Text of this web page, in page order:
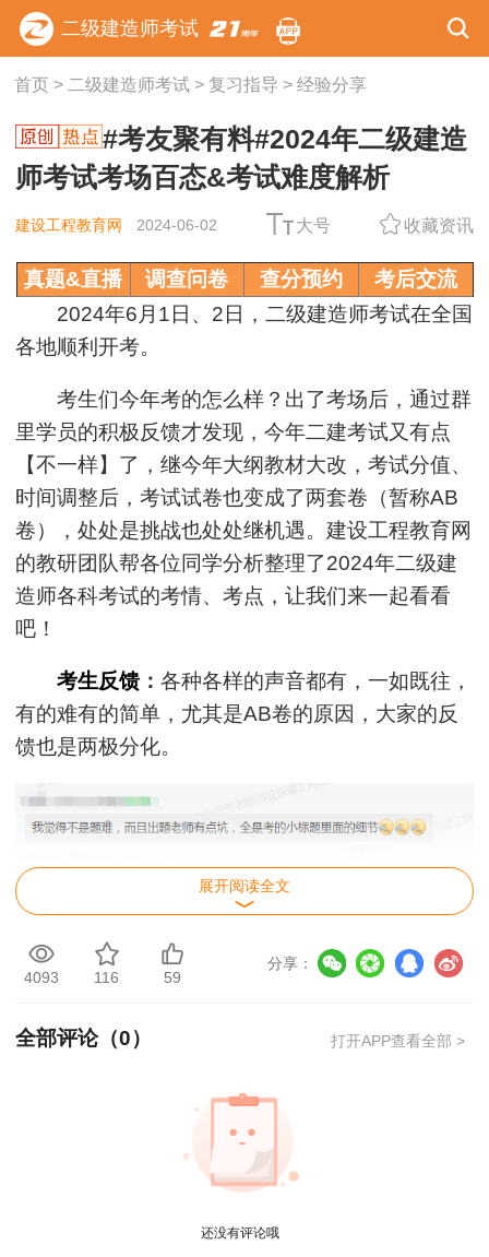
二级建造师考试
首页> 二级建造师考试> 复习指导 > 经验分享
#考友聚有料#2024年二级建造
师考试考场百态&考试难度解析
建设工程教育网 2024-06-02 大号 收藏资讯
真题&直播 调查问卷 查分预约
考后交流
2024年6月1日、2日，二级建造师考试在全国
各地顺利开考。
考生们今年考的怎么样？出了考场后，通过群
里学员的积极反馈才发现，今年二建考试又有点
【不一样】了，继今年大纲教材大改，考试分值、
时间调整后，考试试卷也变成了两套卷（暂称AB
卷），处处是挑战也处处继机遇。建设工程教育网
的教研团队帮各位同学分析整理了2024年二级建
造师各科考试的考情、考点，让我们来一起看看
吧！
考生反馈： 各种各样的声音都有，一如既往，
有的难有的简单，尤其是AB卷的原因，大家的反
馈也是两极分化。
展开阅读全文
4093 116 59
分享：
全部评论（0） 打开APP查看全部 >
还没有评论哦